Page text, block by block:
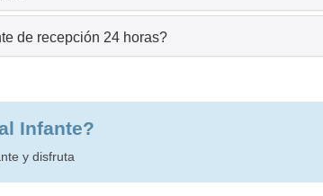
de recepción 24 horas?
Infante?
y disfruta